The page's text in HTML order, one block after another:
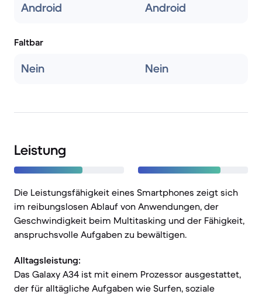
Android Android
Faltbar
Nein Nein
Leistung
Die Leistungsfähigkeit eines Smartphones zeigt sich
im reibungslosen Ablauf von Anwendungen, der
Geschwindigkeit beim Multitasking und der Fähigkeit,
anspruchsvolle Aufgaben zu bewältigen.
Alltagsleistung:
Das Galaxy A34 ist mit einem Prozessor ausgestattet,
der für alltägliche Aufgaben wie Surfen, soziale